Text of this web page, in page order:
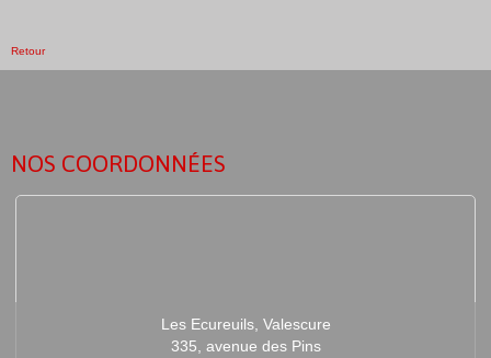
Retour
NOS COORDONNÉES
Les Ecureuils, Valescure
335, avenue des Pins